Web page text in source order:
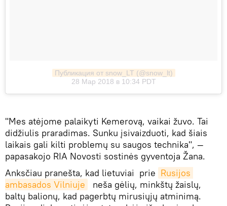
Публикация от snow_LT (@snow_lt)
28 Мар 2018 в 10:34 PDT
"Mes atėjome palaikyti Kemerovą, vaikai žuvo. Tai
didžiulis praradimas. Sunku įsivaizduoti, kad šiais
laikais gali kilti problemų su saugos technika", —
papasakojo RIA Novosti sostinės gyventoja Žana.
Anksčiau pranešta, kad lietuviai prie Rusijos
ambasados Vilniuje
neša gėlių, minkštų žaislų,
baltų balionų, kad pagerbtų mirusiųjų atminimą.